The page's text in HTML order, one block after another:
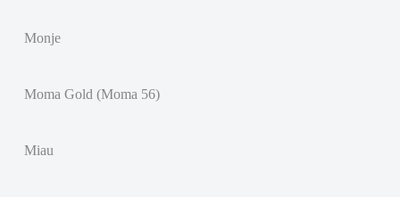
Monje
Moma Gold (Moma 56)
Miau